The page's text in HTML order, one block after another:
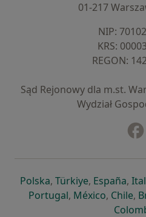
01-217
NIP:
KRS:
REGON:
Sąd Rejonowy dla m.st.
Wydział
Polskaotwiera się w nowej
, Türkiyeotwiera się
, España,
Portugalotwiera się w
, Méxicootwiera
, Chile,